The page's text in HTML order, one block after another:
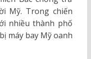
Mỹ. Trong chiến
nhiều thành phố
máy bay Mỹ oanh